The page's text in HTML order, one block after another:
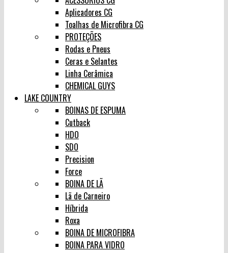
Aplicadores CG
Toalhas de Microfibra CG
PROTEÇÕES
Rodas e Pneus
Ceras e Selantes
Linha Cerâmica
CHEMICAL GUYS
LAKE COUNTRY
BOINAS DE ESPUMA
Cutback
HDO
SDO
Precision
Force
BOINA DE LÃ
Lã de Carneiro
Híbrida
Roxa
BOINA DE MICROFIBRA
BOINA PARA VIDRO